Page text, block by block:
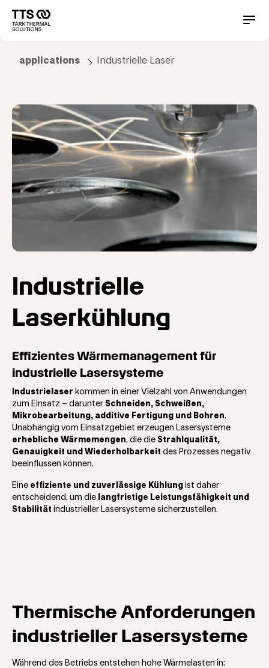
zum
Inhalt
applications Industrielle Laser
Industrielle
Laserkühlung
Effizientes Wärmemanagement für
industrielle Lasersysteme
Industrielaser kommen in einer Vielzahl von Anwendungen
zum Einsatz – darunter Schneiden, Schweißen,
Mikrobearbeitung, additive Fertigung und Bohren.
Unabhängig vom Einsatzgebiet erzeugen Lasersysteme
erhebliche Wärmemengen, die die Strahlqualität,
Genauigkeit und Wiederholbarkeit des Prozesses negativ
beeinflussen können.
Eine effiziente und zuverlässige Kühlung ist daher
entscheidend, um die langfristige Leistungsfähigkeit und
Stabilität industrieller Lasersysteme sicherzustellen.
Thermische Anforderungen
industrieller Lasersysteme
Während des Betriebs entstehen hohe Wärmelasten in: